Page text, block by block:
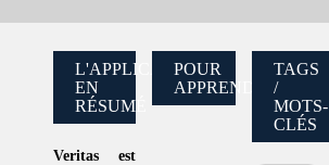
L'APPLICATION
EN
RÉSUMÉ
Veritasest
POUR
APPRENDRE
TAGS
/
MOTS-
CLÉS